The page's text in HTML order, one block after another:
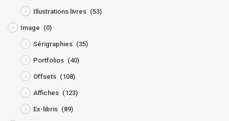
Illustrations livres (53)
Image (0)
Sérigraphies (35)
Portfolios (40)
Offsets (108)
Affiches (123)
Ex-libris (89)